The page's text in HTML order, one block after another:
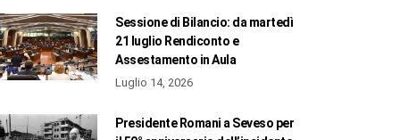
Sessione di Bilancio: da martedì
21 luglio Rendiconto e
Assestamento in Aula
Luglio 14, 2026
Presidente Romani a Seveso per